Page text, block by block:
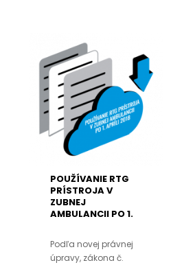
POUŽÍVANIE RTG
PRÍSTROJA V
ZUBNEJ
AMBULANCII PO 1.
Podľa novej právnej
úpravy, zákona č.